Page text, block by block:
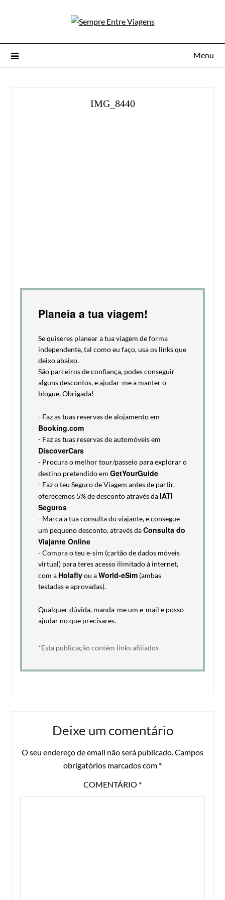
Menu
IMG_8440
Planeia a tua viagem!
Se quiseres planear a tua viagem de forma
independente, tal como eu faço, usa os links que
deixo abaixo.
São parceiros de confiança, podes conseguir
alguns descontos, e ajudar-me a manter o
blogue. Obrigada!
- Faz as tuas reservas de alojamento em
Booking.com
- Faz as tuas reservas de automóveis em
DiscoverCars
- Procura o melhor tour/passeio para explorar o
destino pretendido em GetYourGuide
- Faz o teu Seguro de Viagem antes de partir,
oferecemos 5% de desconto através daIATI
Seguros
- Marca a tua consulta do viajante, e consegue
um pequeno desconto, através daConsulta do
Viajante Online
- Compra o teu e-sim (cartão de dados móveis
virtual) para teres acesso ilimitado à internet,
com a Holaflyou aWorld-eSim(ambas
testadas e aprovadas).
Qualquer dúvida, manda-me um e-mail e posso
ajudar no que precisares.
*Esta publicação contém links afiliados
Deixe um comentário
O seu endereço de email não será publicado.Campos
obrigatórios marcados com *
COMENTÁRIO *